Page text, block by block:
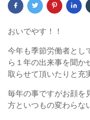
おいでやす！！
今年も季節労働者とし
ら１年の出来事を聞か
取らせて頂いたりと充
毎年の事ですがお顔を
方といつもの変わらな